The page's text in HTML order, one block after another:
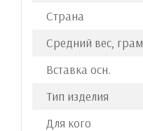
Страна
Средний вес,
Вставка осн.
Тип изделия
Для кого